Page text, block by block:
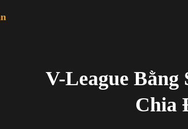
V-League
Chia